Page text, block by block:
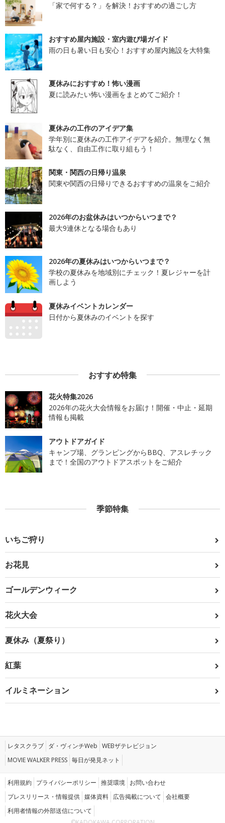
「家で何する？」を解決！おすすめの過ごし方
おすすめ屋内施設・室内遊び場ガイド
雨の日も暑い日も安心！おすすめ屋内施設を大特集
夏休みにおすすめ！怖い漫画
夏に読みたい怖い漫画をまとめてご紹介！
夏休みの工作のアイデア集
学年別に夏休みの工作アイデアを紹介。無理なく無
駄なく、自由工作に取り組もう！
関東・関西の日帰り温泉
関東や関西の日帰りできるおすすめの温泉をご紹介
2026年のお盆休みはいつからいつまで？
最大9連休となる場合もあり
2026年の夏休みはいつからいつまで？
学校の夏休みを地域別にチェック！夏レジャーを計
画しよう
夏休みイベントカレンダー
日付から夏休みのイベントを探す
おすすめ特集
花火特集2026
2026年の花火大会情報をお届け！開催・中止・延期
情報も掲載
アウトドアガイド
キャンプ場、グランピングからBBQ、アスレチック
まで！全国のアウトドアスポットをご紹介
季節特集
いちご狩り
お花見
ゴールデンウィーク
花火大会
夏休み（夏祭り）
紅葉
イルミネーション
レタスクラブ ダ・ヴィンチWeb WEBザテレビジョン
MOVIE WALKER PRESS 毎日が発見ネット
利用規約 プライバシーポリシー 推奨環境 お問い合わせ
プレスリリース・情報提供 媒体資料 広告掲載について 会社概要
利用者情報の外部送信について